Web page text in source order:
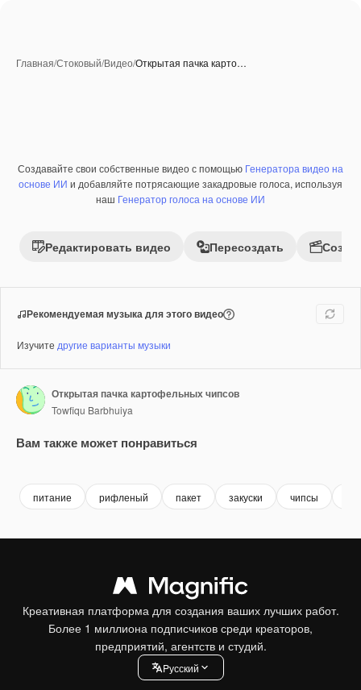
Главная/Стоковый/Видео/Открытая пачка карто…
Премиум
Создавайте свои собственные видео с помощью Генератора видео на
основе ИИ и добавляйте потрясающие закадровые голоса, используя
наш Генератор голоса на основе ИИ
Редактировать видео Пересоздать
Рекомендуемая музыка для этого видео
Изучите другие варианты музыки
Открытая пачка картофельных чипсов
Towfiqu Barbhuiya
Вам также может понравиться
питание рифленый пакет закуски чипсы
Креативная платформа для создания ваших лучших работ.
Более 1 миллиона подписчиков среди креаторов,
предприятий, агентств и студий.
Pусский